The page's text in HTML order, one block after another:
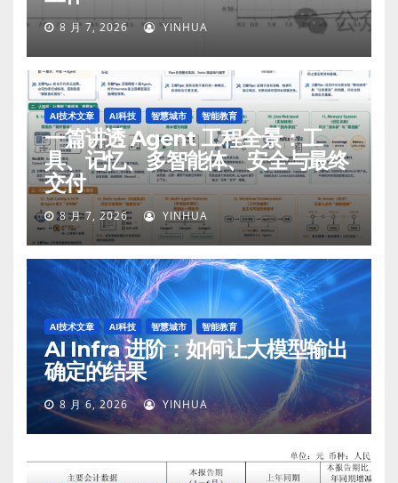
8 月 7, 2026 YINHUA
AI技术文章 AI科技 智慧城市 智能教育
一篇讲透 Agent 工程全景：工
具、记忆、多智能体、安全与最终
交付
8 月 7, 2026 YINHUA
AI技术文章 AI科技 智慧城市 智能教育
AI Infra 进阶：如何让大模型输出
确定的结果
8 月 6, 2026 YINHUA